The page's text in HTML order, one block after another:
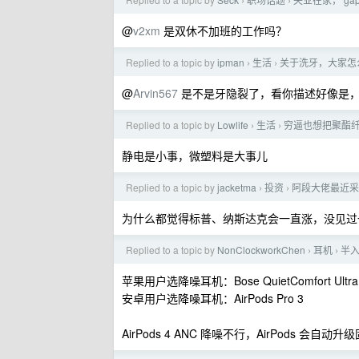
@v2xm 是双休不加班的工作吗？
Replied to a topic byipman › 生活 › 关于洗牙，大家
@Arvin567 是不是牙隐裂了，看你描述好像是
Replied to a topic by Lowlife › 生活 › 穷逼也想把聚酯
静电是小事，微塑料是大事儿
Replied to a topic byjacketma › 投资 › 阿段大佬最近
为什么都觉得标普、纳斯达克会一直涨，没见
Replied to a topic by NonClockworkChen › 耳机 › 半
苹果用户选降噪耳机：Bose QuietComfort
安卓用户选降噪耳机：AirPods Pro 3
AirPods 4 ANC 降噪不行，AirPods 会自动升